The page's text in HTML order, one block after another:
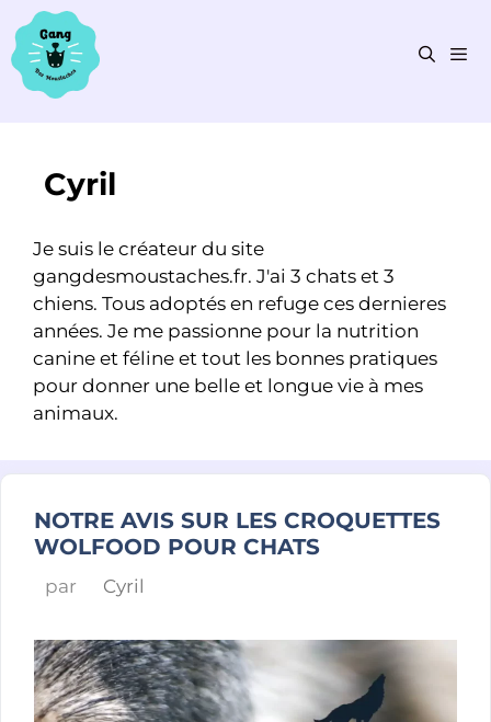
Aller
au
contenu
Cyril
Je suis le créateur du site
gangdesmoustaches.fr. J'ai 3 chats et 3
chiens. Tous adoptés en refuge ces dernieres
années. Je me passionne pour la nutrition
canine et féline et tout les bonnes pratiques
pour donner une belle et longue vie à mes
animaux.
NOTRE AVIS SUR LES CROQUETTES
WOLFOOD POUR CHATS
par Cyril